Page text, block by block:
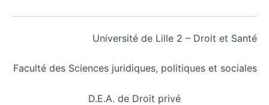
Université de Lille 2 – Droit et Santé
Faculté des Sciences juridiques, politiques et sociales
D.E.A. de Droit privé